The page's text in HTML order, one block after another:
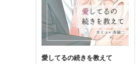
サンプル 作品詳細
愛してるの続きを教えて